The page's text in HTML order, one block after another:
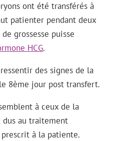
ont été transférés à
patienter pendant deux
grossesse puisse
HCG.
des signes de la
8ème jour post transfert.
à ceux de la
dus au traitement
à la patiente.